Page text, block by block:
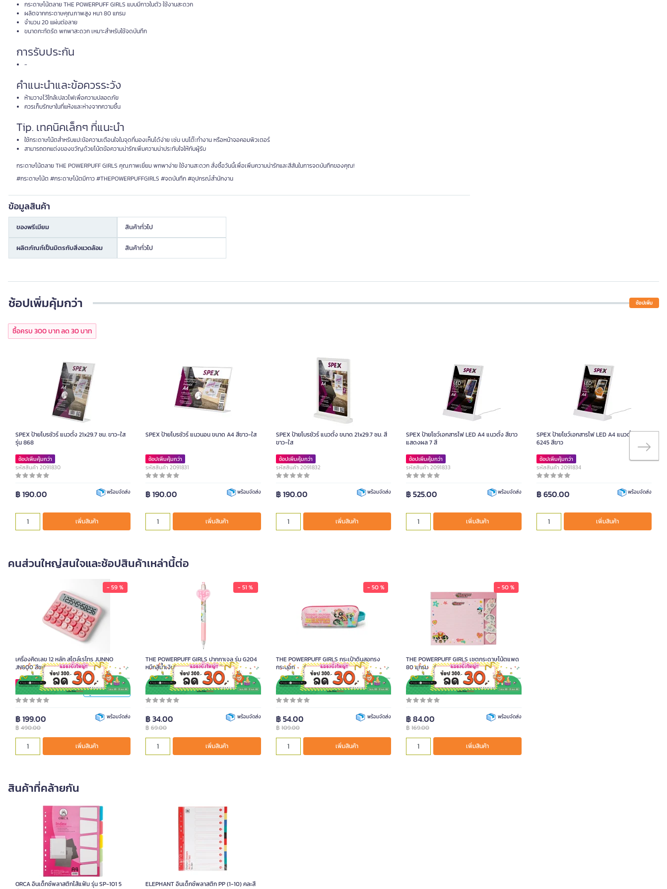
กระดาษโน้ตลาย THE POWERPUFF GIRLS แบบมีกาวในตัว ใช้งานสะดวก
ผลิตจากกระดาษคุณภาพสูง หนา 80 แกรม
จำนวน 20 แผ่นต่อลาย
ขนาดกะทัดรัด พกพาสะดวก เหมาะสำหรับใช้จดบันทึก
การรับประกัน
-
คำแนะนำและข้อควรระวัง
ห้ามวางไว้ใกล้เปลวไฟเพื่อความปลอดภัย
ควรเก็บรักษาในที่แห้งและห่างจากความชื้น
Tip. เทคนิคเล็กๆ ที่แนะนำ
ใช้กระดาษโน้ตสำหรับแปะข้อความเตือนใจในจุดที่มองเห็นได้ง่าย เช่น บนโต๊ะทำงาน หรือหน้าจอคอมพิวเตอร์
สามารถตกแต่งของขวัญด้วยโน้ตข้อความน่ารักเพิ่มความน่าประทับใจให้กับผู้รับ
กระดาษโน้ตลาย THE POWERPUFF GIRLS คุณภาพเยี่ยม พกพาง่าย ใช้งานสะดวก สั่งซื้อวันนี้เพื่อเพิ่มความน่ารักและสีสันในการจดบันทึกของคุณ!
#กระดาษโน้ต #กระดาษโน้ตมีกาว #THEPOWERPUFFGIRLS #จดบันทึก #อุปกรณ์สำนักงาน
ข้อมูลสินค้า
ของพรีเมียม สินค้าทั่วไป
ผลิตภัณฑ์เป็นมิตรกับสิ่งแวดล้อม สินค้าทั่วไป
ช้อปเพิ่มคุ้มกว่า ช้อปเพิ่ม
ซื้อครบ 300 บาท ลด 30 บาท
SPEX ป้ายโบรชัวร์ แนวตั้ง 21x29.7 ซม. ขาว-ใส
รุ่น 868
ช้อปเพิ่มคุ้มกว่า
รหัสสินค้า 2091830
฿ 190.00 พร้อมจัดส่ง
เพิ่มสินค้า
SPEX ป้ายโบรชัวร์ แนวนอน ขนาด A4 สีขาว-ใส
ช้อปเพิ่มคุ้มกว่า
รหัสสินค้า 2091831
฿ 190.00 พร้อมจัดส่ง
เพิ่มสินค้า
SPEX ป้ายโบรชัวร์ แนวตั้ง ขนาด 21x29.7 ซม. สี
ขาว-ใส
ช้อปเพิ่มคุ้มกว่า
รหัสสินค้า 2091832
฿ 190.00 พร้อมจัดส่ง
เพิ่มสินค้า
SPEX ป้ายโชว์เอกสารไฟ LED A4 แนวตั้ง สีขาว
แสดงผล 7 สี
ช้อปเพิ่มคุ้มกว่า
รหัสสินค้า 2091833
฿ 525.00 พร้อมจัดส่ง
เพิ่มสินค้า
SPEX ป้ายโชว์เอกสารไฟ LED A4 แนวตั้ง รุ่น
6245 สีขาว
ช้อปเพิ่มคุ้มกว่า
รหัสสินค้า 2091834
฿ 650.00 พร้อมจัดส่ง
เพิ่มสินค้า
คนส่วนใหญ่สนใจและช้อปสินค้าเหล่านี้ต่อ
- 59 %
เครื่องคิดเลข 12 หลัก สไตล์เรโทร JUNNO
JN800 สีชมพูพาสเทล
ช้อปเพิ่มคุ้มกว่า
รหัสสินค้า 8090882
ดูตัวเลือกสินค้า >
฿ 199.00
฿ 490.00
พร้อมจัดส่ง
เพิ่มสินค้า
เครื่องคิดเลข 12 หลัก สไตล์เรโทร JUNNO
JN800 สีชมพูพาสเทล
สี
ฟ้าพาสเทล
ชานม
ชมพูพาสเทล
ม่วงพาสเทล
- 51 %
THE POWERPUFF GIRLS ปากกาเจล รุ่น G204
หมึกสีน้ำเงิน ขนาด 0.5 มม. ด้ามสีชมพู
รหัสสินค้า 1094545
฿ 34.00
฿69.00
พร้อมจัดส่ง
เพิ่มสินค้า
- 50 %
THE POWERPUFF GIRLS กระเป๋าดินสอทรง
กระบอก
รหัสสินค้า 1094537
฿ 54.00
฿ 109.00
พร้อมจัดส่ง
เพิ่มสินค้า
- 50 %
THE POWERPUFF GIRLS เซตกระดาษโน้ตแพด
80 แกรม
รหัสสินค้า 5097857
฿ 84.00
฿169.00
พร้อมจัดส่ง
เพิ่มสินค้า
สินค้าที่คล้ายกัน
ORCA อินเด็กซ์พลาสติกไส้แฟ้ม รุ่น SP-101 5
ELEPHANT อินเด็กซ์พลาสติก PP (1-10) คละสี